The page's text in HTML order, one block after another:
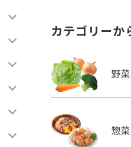
カテゴリーか